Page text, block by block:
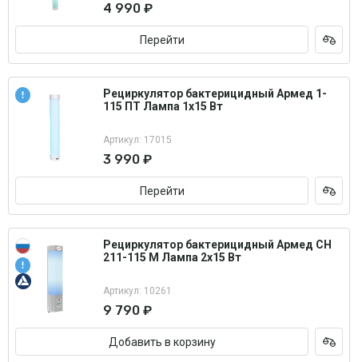
4 990 ₽
Перейти
Рециркулятор бактерицидный Армед 1-
115 ПТ Лампа 1х15 Вт
Артикул: 17015
3 990 ₽
Перейти
Рециркулятор бактерицидный Армед СН
211-115 М Лампа 2х15 Вт
Артикул: 10261
9 790 ₽
Добавить в корзину